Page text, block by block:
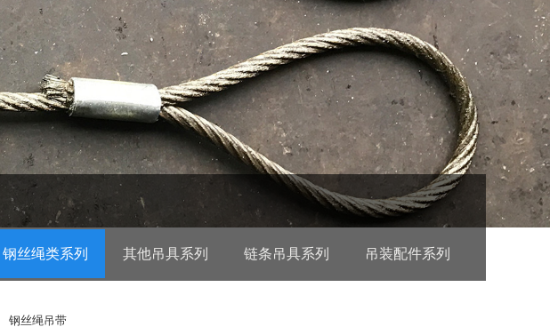
钢丝绳类系列 其他吊具系列 链条吊具系列 吊装配件系列
钢丝绳吊带